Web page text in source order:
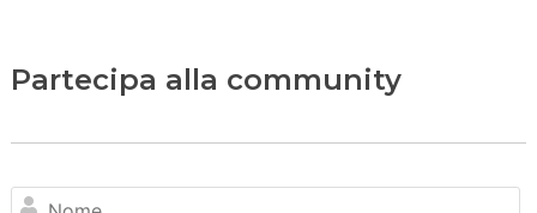
Partecipa alla community